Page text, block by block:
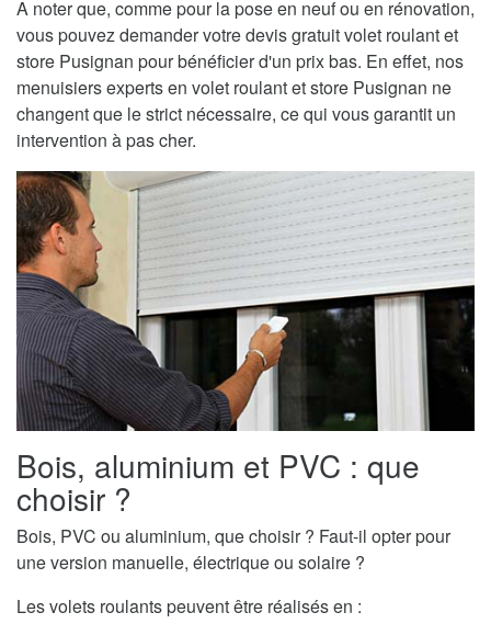
A noter que, comme pour la pose en neuf ou en rénovation,
vous pouvez demander votre devis gratuit volet roulant et
store Pusignan pour bénéficier d'un prix bas. En effet, nos
menuisiers experts en volet roulant et store Pusignan ne
changent que le strict nécessaire, ce qui vous garantit un
intervention à pas cher.
Bois, aluminium et PVC : que
choisir ?
Bois, PVC ou aluminium, que choisir ? Faut-il opter pour
une version manuelle, électrique ou solaire ?
Les volets roulants peuvent être réalisés en :